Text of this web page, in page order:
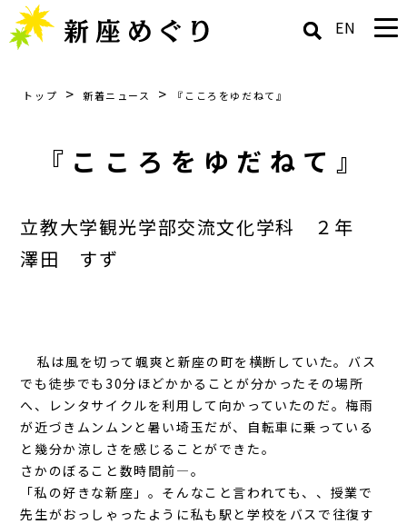
EN
トップ > 新着ニュース > 『こころをゆだねて』
『こころをゆだねて』
立教大学観光学部交流文化学科 ２年
澤田 すず
私は風を切って颯爽と新座の町を横断していた。バス
でも徒歩でも30分ほどかかることが分かったその場所
へ、レンタサイクルを利用して向かっていたのだ。梅雨
が近づきムンムンと暑い埼玉だが、自転車に乗っている
と幾分か涼しさを感じることができた。
さかのぼること数時間前―。
「私の好きな新座」。そんなこと言われても、、授業で
先生がおっしゃったように私も駅と学校をバスで往復す